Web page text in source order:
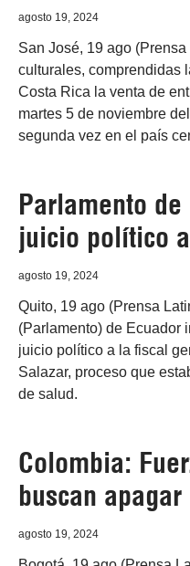
agosto 19, 2024
San José, 19 ago
culturales, comprendidas
Costa Rica la venta de
martes 5 de noviembre
segunda vez en el país
Parlamento
juicio político
agosto 19, 2024
Quito, 19 ago (Prensa
(Parlamento) de Ecuador
juicio político a la fiscal
Salazar, proceso que
de salud.
Colombia:
buscan
agosto 19, 2024